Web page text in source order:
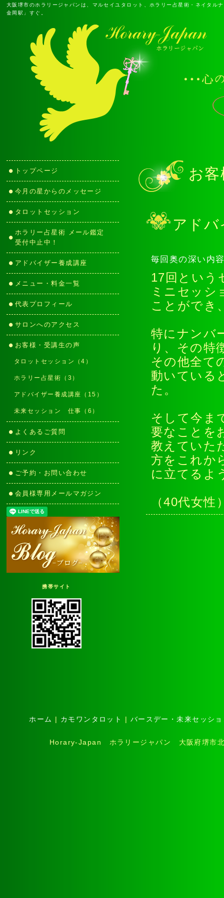
大阪堺市のホラリージャパンは、マルセイユタロット、ホラリー占星術・ネイタ
金岡駅」すぐ。
お
アドバ
毎回奥の深い内
17回という
ミニセッシ
ことができ
特にナンバ
り、その特
その他全て
動いている
た。
そして今ま
要なことを
教えていた
方をこれか
に立てるよ
（40代女性
トップページ
今月の星からのメッセージ
タロットセッション
ホラリー占星術 メール鑑定
受付中止中！
アドバイザー養成講座
メニュー・料金一覧
代表プロフィール
サロンへのアクセス
お客様・受講生の声
タロットセッション（4）
ホラリー占星術（3）
アドバイザー養成講座（15）
未来セッション 仕事（6）
よくあるご質問
リンク
ご予約・お問い合わせ
会員様専用メールマガジン
携帯サイト
ホーム | カモワンタロット | バースデー・未来セッシ
Horary-Japan ホラリージャパン 大阪府堺市